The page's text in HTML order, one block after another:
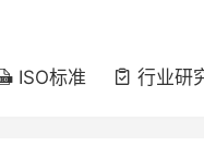
ISO标准  行业研